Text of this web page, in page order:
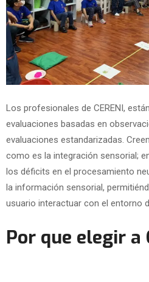
Los profesionales de CERENI,
evaluaciones basadas en
evaluaciones estandarizadas.
como es la integración sensorial;
los déficits en el procesamiento
la información sensorial,
usuario interactuar con el entorno
Por que elegir a